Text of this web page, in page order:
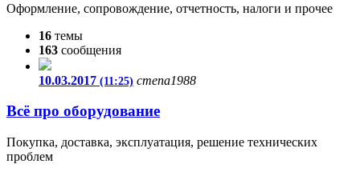
Оформление, сопровождение, отчетность, налоги и прочее
16 темы
163 сообщения
10.03.2017 (11:25) степа1988
Всё про оборудование
Покупка, доставка, эксплуатация, решение технических
проблем